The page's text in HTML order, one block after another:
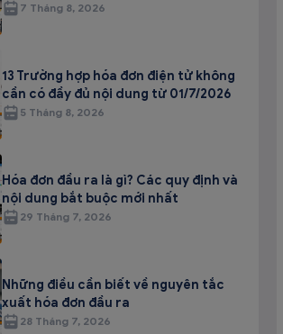
7 Tháng 8, 2026
13 Trường hợp hóa đơn điện tử không
cần có đầy đủ nội dung từ 01/7/2026
5 Tháng 8, 2026
Hóa đơn đầu ra là gì? Các quy định và
nội dung bắt buộc mới nhất
29 Tháng 7, 2026
Những điều cần biết về nguyên tắc
xuất hóa đơn đầu ra
28 Tháng 7, 2026